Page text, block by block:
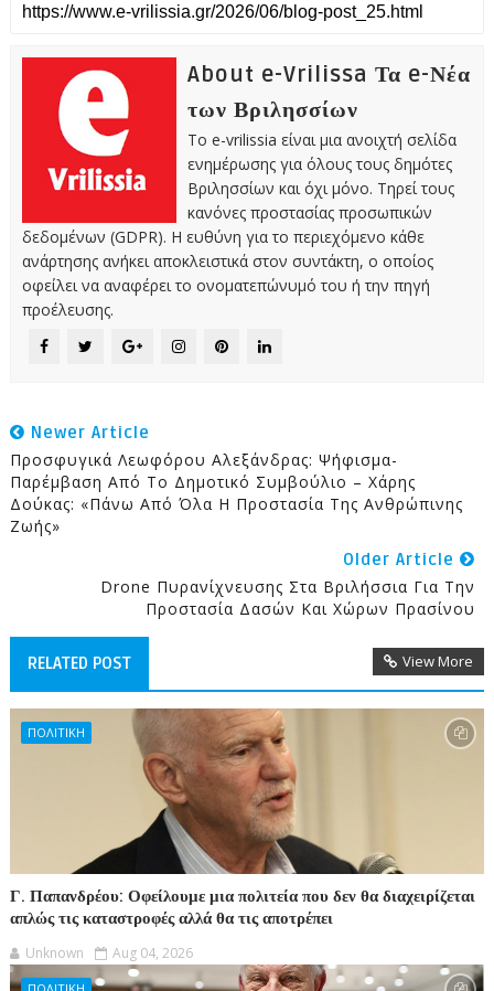
About e-Vrilissa Τα e-Νέα
των Βριλησσίων
Το e-vrilissia είναι μια ανοιχτή σελίδα
ενημέρωσης για όλους τους δημότες
Βριλησσίων και όχι μόνο. Τηρεί τους
κανόνες προστασίας προσωπικών
δεδομένων (GDPR). Η ευθύνη για το περιεχόμενο κάθε
ανάρτησης ανήκει αποκλειστικά στον συντάκτη, ο οποίος
οφείλει να αναφέρει το ονοματεπώνυμό του ή την πηγή
προέλευσης.
Newer Article
Προσφυγικά Λεωφόρου Αλεξάνδρας: Ψήφισμα-
Παρέμβαση Από Το Δημοτικό Συμβούλιο – Χάρης
Δούκας: «Πάνω Από Όλα Η Προστασία Της Ανθρώπινης
Ζωής»
Older Article
Drone Πυρανίχνευσης Στα Βριλήσσια Για Την
Προστασία Δασών Και Χώρων Πρασίνου
RELATED POST View More
ΠΟΛΙΤΙΚΗ
Γ. Παπανδρέου: Οφείλουμε μια πολιτεία που δεν θα διαχειρίζεται
απλώς τις καταστροφές αλλά θα τις αποτρέπει
Unknown Aug 04, 2026